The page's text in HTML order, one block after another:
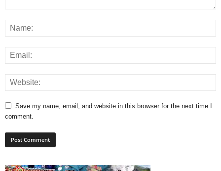
Save my name, email, and website in this browser for the next time I
comment.